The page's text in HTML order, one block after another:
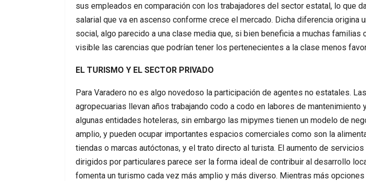
sus empleados en comparación con los trabajadores del sector estatal, lo que
salarial que va en ascenso conforme crece el mercado. Dicha diferencia origina
social, algo parecido a una clase media que, si bien beneficia a muchas familias
visible las carencias que podrían tener los pertenecientes a la clase menos
EL TURISMO Y EL SECTOR PRIVADO
Para Varadero no es algo novedoso la participación de agentes no estatales.
agropecuarias llevan años trabajando codo a codo en labores de mantenimiento
algunas entidades hoteleras, sin embargo las mipymes tienen un modelo de
amplio, y pueden ocupar importantes espacios comerciales como son la
tiendas o marcas autóctonas, y el trato directo al turista. El aumento de
dirigidos por particulares parece ser la forma ideal de contribuir al desarrollo
fomenta un turismo cada vez más amplio y más diverso. Mientras más